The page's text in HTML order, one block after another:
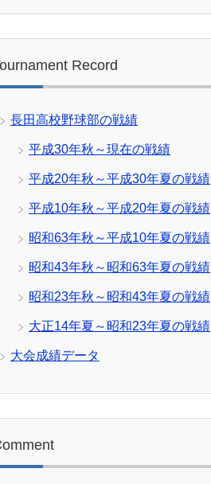
Record
長田高校野球部の戦績
平成30年秋～現在の戦績
平成20年秋～平成30年夏の戦績
平成10年秋～平成20年夏の戦績
昭和63年秋～平成10年夏の戦績
昭和43年秋～昭和63年夏の戦績
昭和23年秋～昭和43年夏の戦績
大正14年夏～昭和23年夏の戦績
大会成績データ